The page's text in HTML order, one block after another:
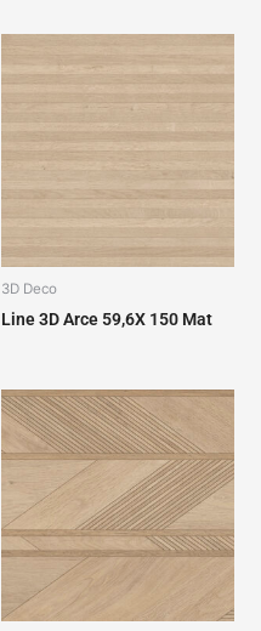
3D Deco
Line 3D Arce 59,6X 150 Mat